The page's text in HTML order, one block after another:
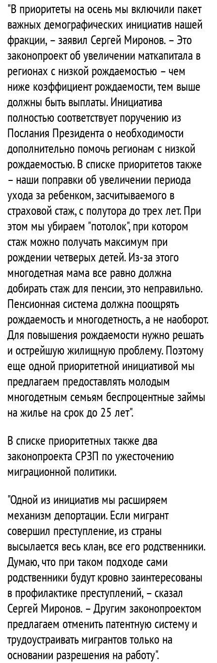
"В приоритеты на осень мы включили пакет
важных демографических инициатив нашей
фракции, – заявил Сергей Миронов. – Это
законопроект об увеличении маткапитала в
регионах с низкой рождаемостью – чем
ниже коэффициент рождаемости, тем выше
должны быть выплаты. Инициатива
полностью соответствует поручению из
Послания Президента о необходимости
дополнительно помочь регионам с низкой
рождаемостью. В списке приоритетов также
– наши поправки об увеличении периода
ухода за ребенком, засчитываемого в
страховой стаж, с полутора до трех лет. При
этом мы убираем "потолок", при котором
стаж можно получать максимум при
рождении четверых детей. Из-за этого
многодетная мама все равно должна
добирать стаж для пенсии, это неправильно.
Пенсионная система должна поощрять
рождаемость и многодетность, а не наоборот.
Для повышения рождаемости нужно решать
и острейшую жилищную проблему. Поэтому
еще одной приоритетной инициативой мы
предлагаем предоставлять молодым
многодетным семьям беспроцентные займы
на жилье на срок до 25 лет".
В списке приоритетных также два
законопроекта СРЗП по ужесточению
миграционной политики.
"Одной из инициатив мы расширяем
механизм депортации. Если мигрант
совершил преступление, из страны
высылается весь клан, все его родственники.
Думаю, что при таком подходе сами
родственники будут кровно заинтересованы
в профилактике преступлений, – сказал
Сергей Миронов. – Другим законопроектом
предлагаем отменить патентную систему и
трудоустраивать мигрантов только на
основании разрешения на работу".